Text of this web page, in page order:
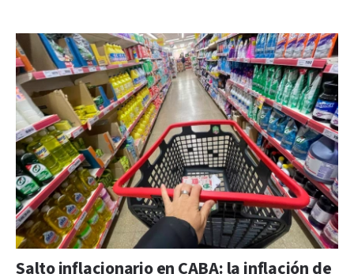
Salto inflacionario en CABA: la inflación de